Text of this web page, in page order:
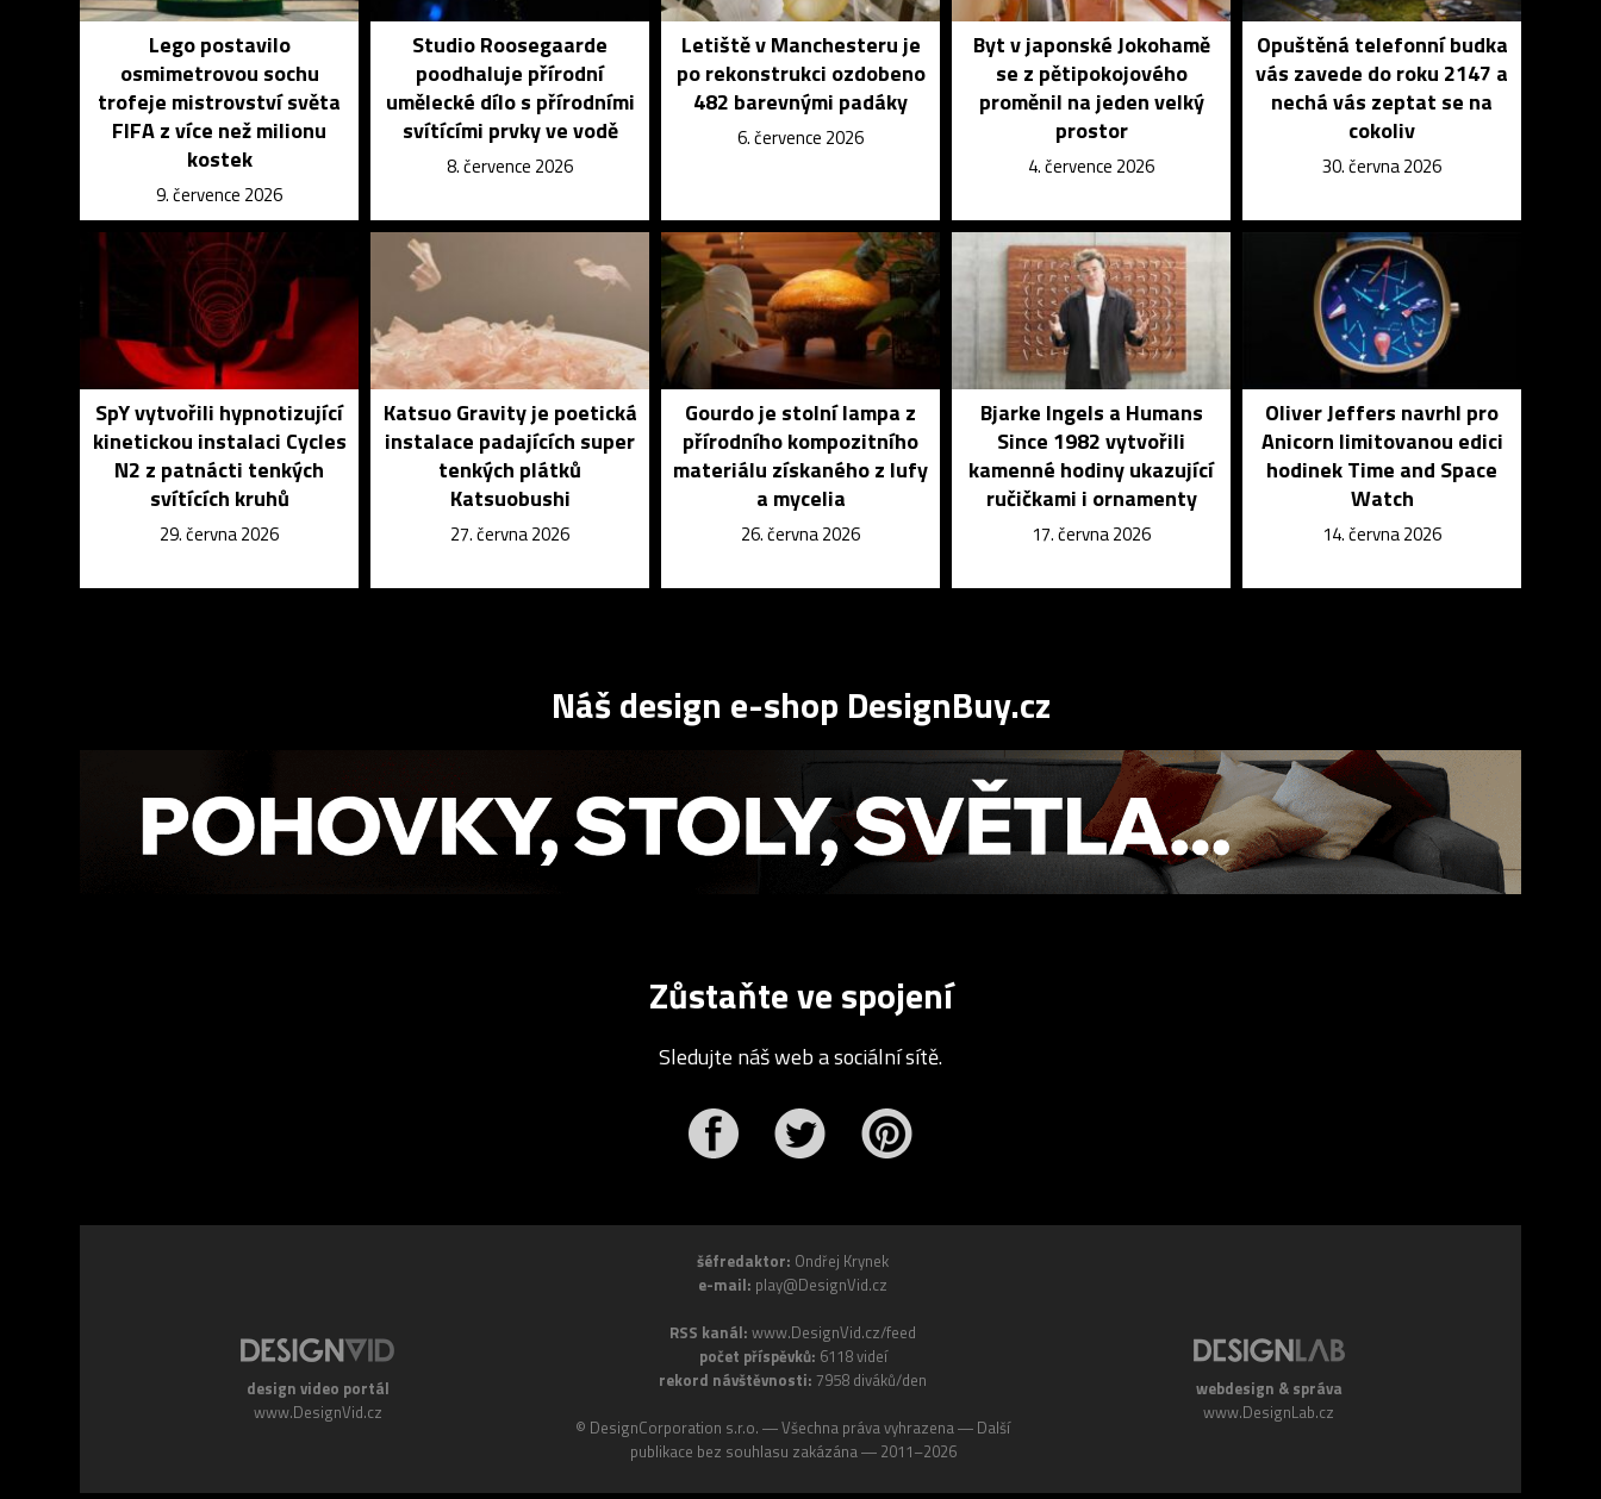
Lego postavilo
osmimetrovou sochu
trofeje mistrovství světa
FIFA z více než milionu
kostek
9. července 2026
Studio Roosegaarde
poodhaluje přírodní
umělecké dílo s přírodními
svítícími prvky ve vodě
8. července 2026
Letiště v Manchesteru je
po rekonstrukci ozdobeno
482 barevnými padáky
6. července 2026
Byt v japonské Jokohamě
se z pětipokojového
proměnil na jeden velký
prostor
4. července 2026
Opuštěná telefonní budka
vás zavede do roku 2147 a
nechá vás zeptat se na
cokoliv
30. června 2026
SpY vytvořili hypnotizující
kinetickou instalaci Cycles
N2 z patnácti tenkých
svítících kruhů
29. června 2026
Katsuo Gravity je poetická
instalace padajících super
tenkých plátků
Katsuobushi
27. června 2026
Gourdo je stolní lampa z
přírodního kompozitního
materiálu získaného z lufy
a mycelia
26. června 2026
Bjarke Ingels a Humans
Since 1982 vytvořili
kamenné hodiny ukazující
ručičkami i ornamenty
17. června 2026
Oliver Jeffers navrhl pro
Anicorn limitovanou edici
hodinek Time and Space
Watch
14. června 2026
Náš design e-shop DesignBuy.cz
Zůstaňte ve spojení
Sledujte náš web a sociální sítě.
design video portál
www.DesignVid.cz
šéfredaktor: Ondřej Krynek
e-mail: play@DesignVid.cz
RSS kanál: www.DesignVid.cz/feed
počet příspěvků: 6118 videí
rekord návštěvnosti: 7958 diváků/den
© DesignCorporation s.r.o. ― Všechna práva vyhrazena ― Další
publikace bez souhlasu zakázána ― 2011–2026
webdesign & správa
www.DesignLab.cz